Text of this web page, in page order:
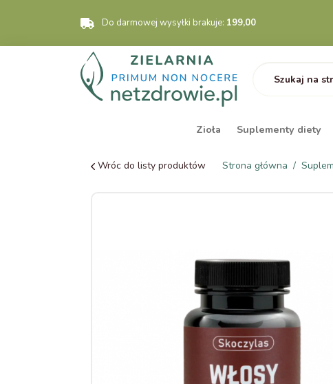
Do darmowej wysyłki brakuje: 199,00
Zioła Suplementy diety
Wróc do listy produktów Strona główna